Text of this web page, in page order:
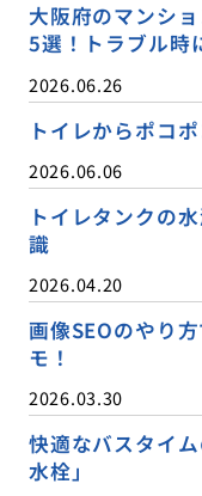
大阪府のマンシ
5選！トラブル時
2026.06.26
トイレからポコ
2026.06.06
トイレタンクの
識
2026.04.20
画像SEOのやり
モ！
2026.03.30
快適なバスタイ
水栓」